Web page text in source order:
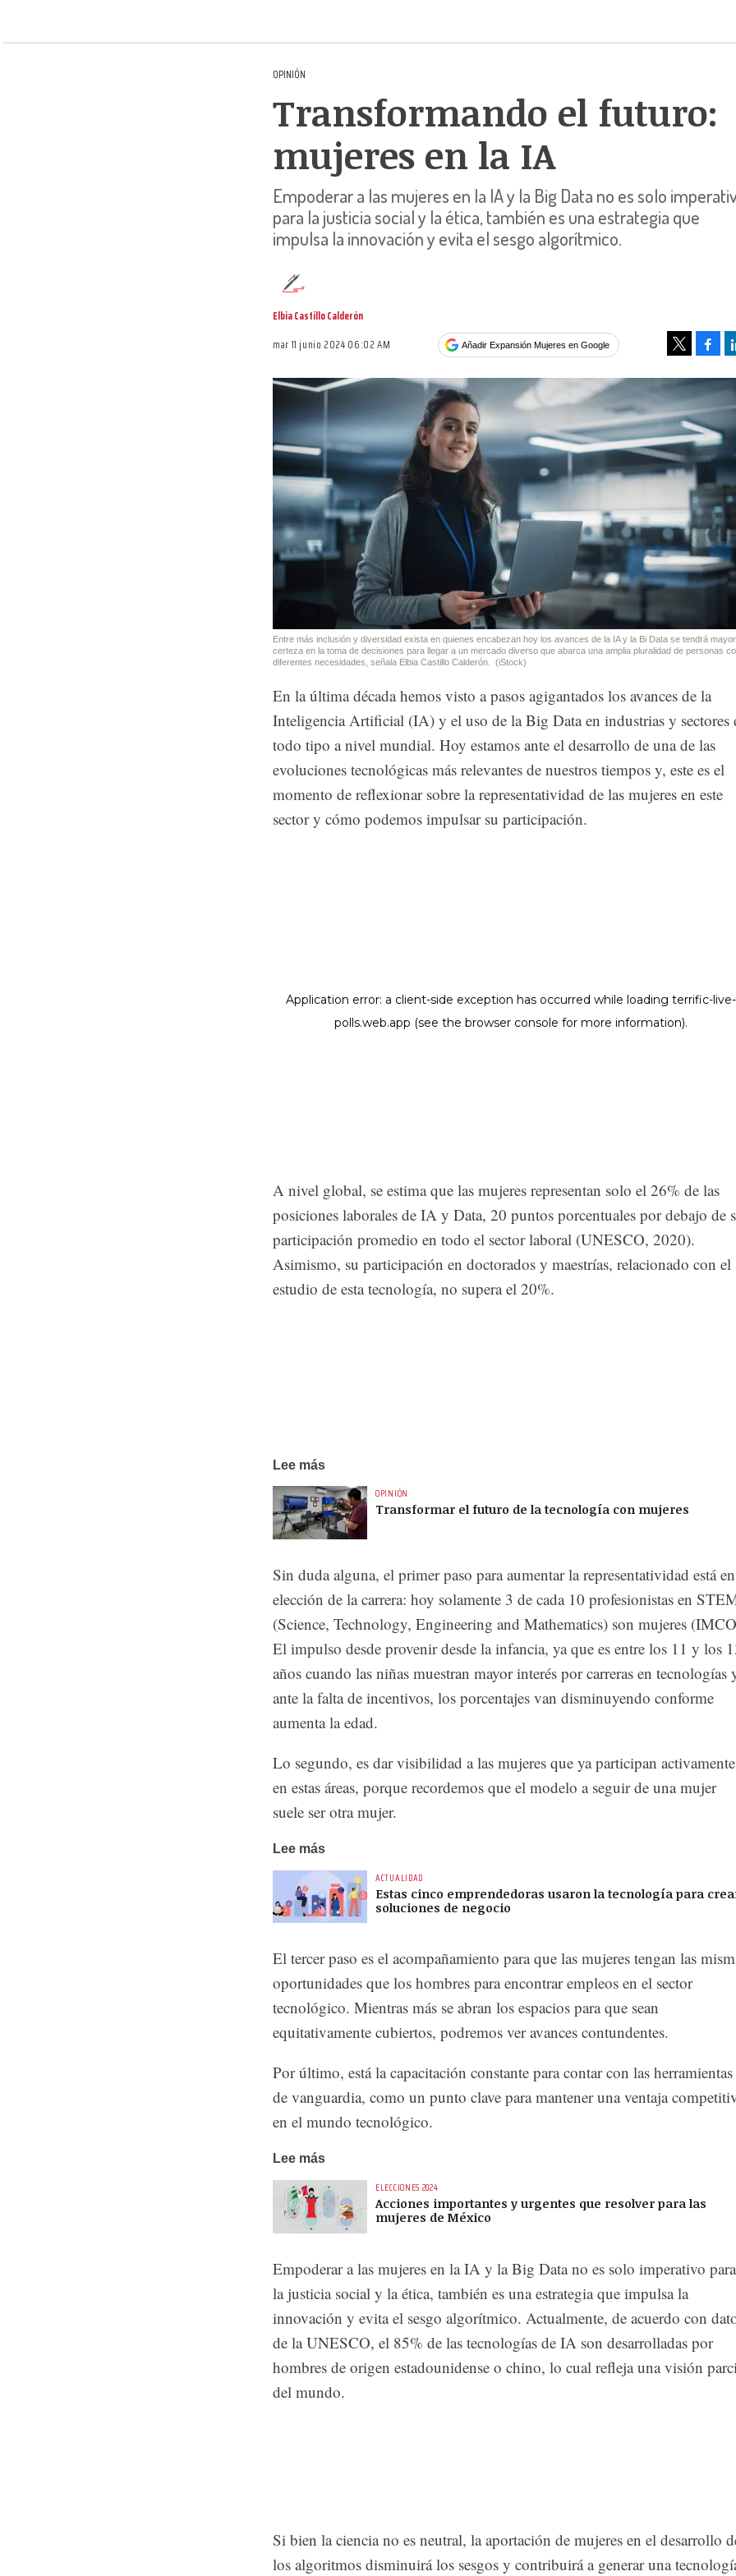
OPINIÓN
Transformando el futuro:
mujeres en la IA
Empoderar a las mujeres en la IA y la Big Data no es solo
para la justicia social y la ética, también es una estrategia que
impulsa la innovación y evita el sesgo algorítmico.
Elbia Castillo Calderón
mar 11 junio 2024 06:02 AM
Añadir Expansión Mujeres en Google
Entre más inclusión y diversidad exista en quienes encabezan hoy los avances de la IA y la Bi Data se tendrá mayor
certeza en la toma de decisiones para llegar a un mercado diverso que abarca una amplia pluralidad de personas
diferentes necesidades, señala Elbia Castillo Calderón.
(iStock)
En la última década hemos visto a pasos agigantados los avances de la
Inteligencia Artificial (IA) y el uso de la Big Data en industrias y sectores
todo tipo a nivel mundial. Hoy estamos ante el desarrollo de una de las
evoluciones tecnológicas más relevantes de nuestros tiempos y, este es el
momento de reflexionar sobre la representatividad de las mujeres en este
sector y cómo podemos impulsar su participación.
A nivel global, se estima que las mujeres representan solo el 26% de las
posiciones laborales de IA y Data, 20 puntos porcentuales por debajo de
participación promedio en todo el sector laboral (UNESCO, 2020).
Asimismo, su participación en doctorados y maestrías, relacionado con el
estudio de esta tecnología, no supera el 20%.
Lee más
OPINIÓN
Transformar el futuro de la tecnología con mujeres
Sin duda alguna, el primer paso para aumentar la representatividad está en
elección de la carrera: hoy solamente 3 de cada 10 profesionistas en
(Science, Technology, Engineering and Mathematics) son mujeres
El impulso desde provenir desde la infancia, ya que es entre los 11 y los
años cuando las niñas muestran mayor interés por carreras en tecnologías
ante la falta de incentivos, los porcentajes van disminuyendo conforme
aumenta la edad.
Lo segundo, es dar visibilidad a las mujeres que ya participan activamente
en estas áreas, porque recordemos que el modelo a seguir de una mujer
suele ser otra mujer.
Lee más
ACTUALIDAD
Estas cinco emprendedoras usaron la tecnología para
soluciones de negocio
El tercer paso es el acompañamiento para que las mujeres tengan las
oportunidades que los hombres para encontrar empleos en el sector
tecnológico. Mientras más se abran los espacios para que sean
equitativamente cubiertos, podremos ver avances contundentes.
Por último, está la capacitación constante para contar con las herramientas
de vanguardia, como un punto clave para mantener una ventaja
en el mundo tecnológico.
Lee más
ELECCIONES 2024
Acciones importantes y urgentes que resolver para las
mujeres de México
Empoderar a las mujeres en la IA y la Big Data no es solo imperativo para
la justicia social y la ética, también es una estrategia que impulsa la
innovación y evita el sesgo algorítmico. Actualmente, de acuerdo con
de la UNESCO, el 85% de las tecnologías de IA son desarrolladas por
hombres de origen estadounidense o chino, lo cual refleja una visión
del mundo.
Si bien la ciencia no es neutral, la aportación de mujeres en el desarrollo
los algoritmos disminuirá los sesgos y contribuirá a generar una